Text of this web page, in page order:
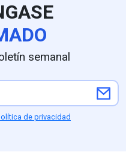
Astudillo,
el respaldo
Partido Verde
competitividad
semanal
de privacidad